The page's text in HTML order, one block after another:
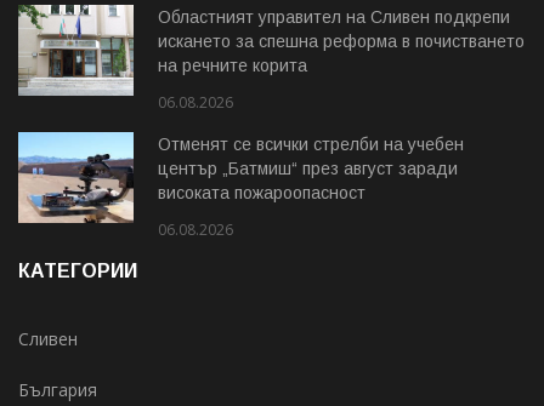
Областният управител на Сливен подкрепи
искането за спешна реформа в почистването
на речните корита
06.08.2026
Отменят се всички стрелби на учебен
център „Батмиш“ през август заради
високата пожароопасност
06.08.2026
КАТЕГОРИИ
Сливен
България